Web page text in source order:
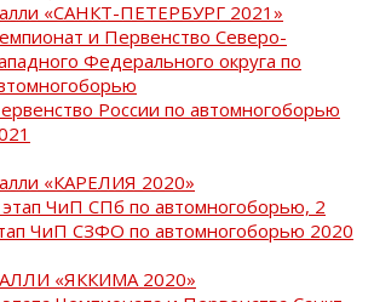
«САНКТ-ПЕТЕРБУРГ 2021»
и Первенство Северо-
Федерального округа по
России по автомногоборью
«КАРЕЛИЯ 2020»
ЧиП СПб по автомногоборью, 2
ЧиП СЗФО по автомногоборью 2020
«ЯККИМА 2020»